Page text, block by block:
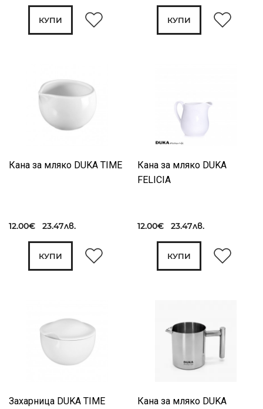
КУПИ КУПИ
Кана за мляко DUKA TIME
12.00€ 23.47лв.
КУПИ
Кана за мляко DUKA
FELICIA
12.00€ 23.47лв.
КУПИ
Захарница DUKA TIME Кана за мляко DUKA